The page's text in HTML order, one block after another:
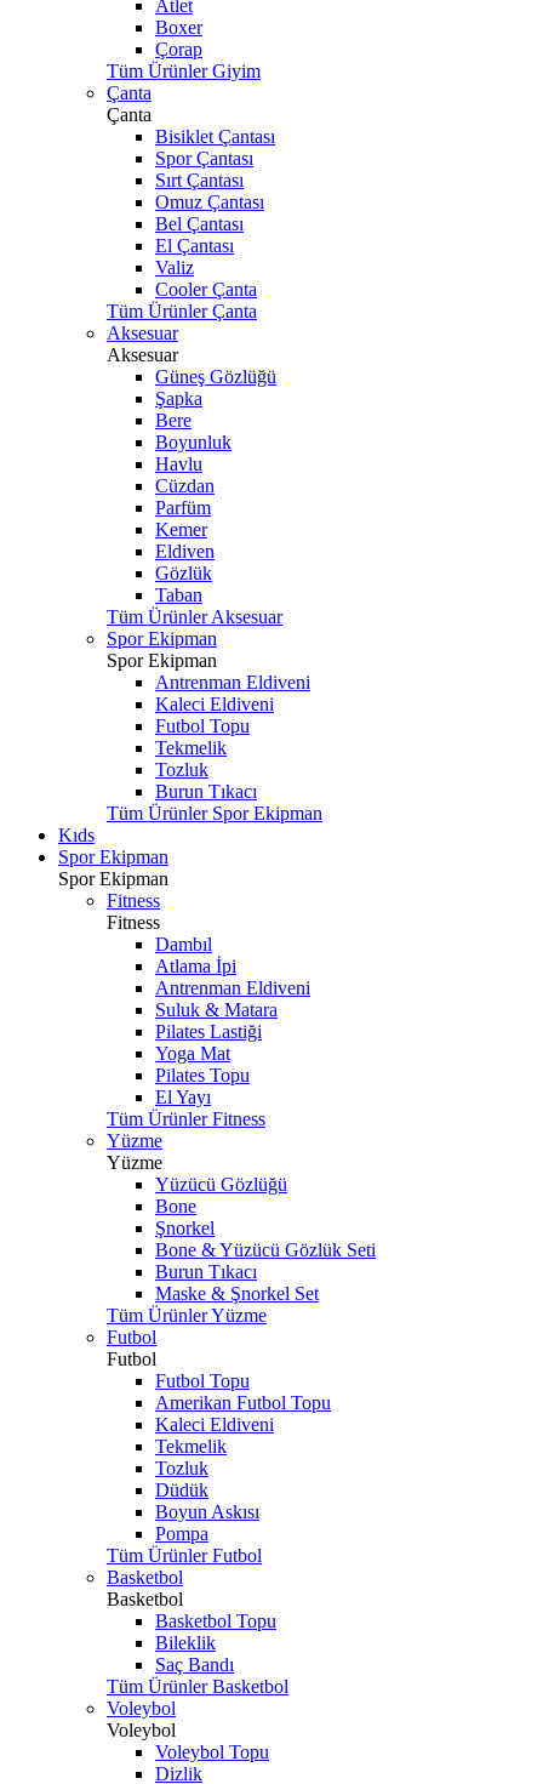
Atlet
Boxer
Çorap
Tüm Ürünler Giyim
Çanta
Çanta
Bisiklet Çantası
Spor Çantası
Sırt Çantası
Omuz Çantası
Bel Çantası
El Çantası
Valiz
Cooler Çanta
Tüm Ürünler Çanta
Aksesuar
Aksesuar
Güneş Gözlüğü
Şapka
Bere
Boyunluk
Havlu
Cüzdan
Parfüm
Kemer
Eldiven
Gözlük
Taban
Tüm Ürünler Aksesuar
Spor Ekipman
Spor Ekipman
Antrenman Eldiveni
Kaleci Eldiveni
Futbol Topu
Tekmelik
Tozluk
Burun Tıkacı
Tüm Ürünler Spor Ekipman
Kıds
Spor Ekipman
Spor Ekipman
Fitness
Fitness
Dambıl
Atlama İpi
Antrenman Eldiveni
Suluk & Matara
Pilates Lastiği
Yoga Mat
Pilates Topu
El Yayı
Tüm Ürünler Fitness
Yüzme
Yüzme
Yüzücü Gözlüğü
Bone
Şnorkel
Bone & Yüzücü Gözlük Seti
Burun Tıkacı
Maske & Şnorkel Set
Tüm Ürünler Yüzme
Futbol
Futbol
Futbol Topu
Amerikan Futbol Topu
Kaleci Eldiveni
Tekmelik
Tozluk
Düdük
Boyun Askısı
Pompa
Tüm Ürünler Futbol
Basketbol
Basketbol
Basketbol Topu
Bileklik
Saç Bandı
Tüm Ürünler Basketbol
Voleybol
Voleybol
Voleybol Topu
Dizlik